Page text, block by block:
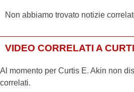
Non abbiamo trovato notizie
VIDEO CORRELATI A
Al momento per Curtis E. Akin non
correlati.